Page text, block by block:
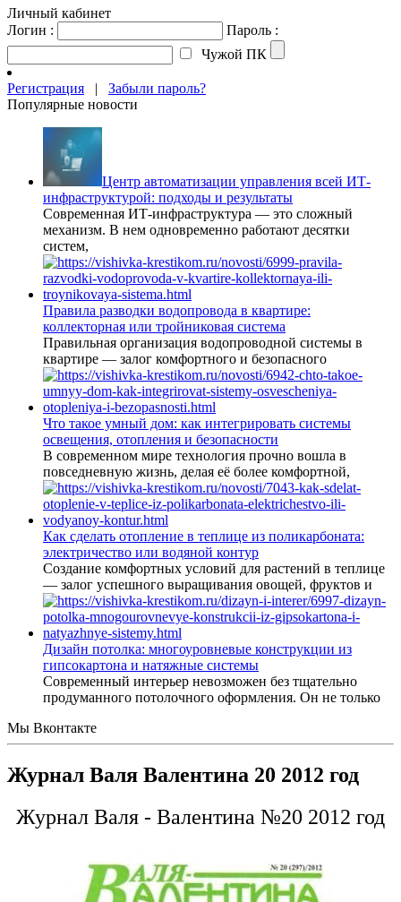
Личный кабинет
Логин :
Пароль :
Чужой ПК
Регистрация | Забыли пароль?
Популярные новости
Центр автоматизации управления всей ИТ-
инфраструктурой: подходы и результаты
Современная ИТ-инфраструктура — это сложный
механизм. В нем одновременно работают десятки
систем,
Правила разводки водопровода в квартире:
коллекторная или тройниковая система
Правильная организация водопроводной системы в
квартире — залог комфортного и безопасного
Что такое умный дом: как интегрировать системы
освещения, отопления и безопасности
В современном мире технология прочно вошла в
повседневную жизнь, делая её более комфортной,
Как сделать отопление в теплице из поликарбоната:
электричество или водяной контур
Создание комфортных условий для растений в теплице
— залог успешного выращивания овощей, фруктов и
Дизайн потолка: многоуровневые конструкции из
гипсокартона и натяжные системы
Современный интерьер невозможен без тщательно
продуманного потолочного оформления. Он не только
Мы Вконтакте
Журнал Валя Валентина 20 2012 год
Журнал Валя - Валентина №20 2012 год